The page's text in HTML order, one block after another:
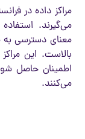
مراکز داده در
می‌گیرند.
معنای دسترسی به
بالاست. این
اطمینان حاصل
می‌کنند.